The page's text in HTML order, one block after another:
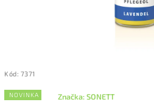
Kód: 7371
NOVINKA Značka:SONETT